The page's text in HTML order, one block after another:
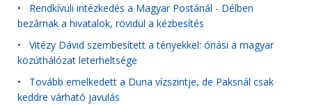
• Rendkívüli intézkedés a Magyar Postánál - Délben
bezárnak a hivatalok, rövidül a kézbesítés
• Vitézy Dávid szembesített a tényekkel: óriási a magyar
közúthálózat leterheltsége
• Tovább emelkedett a Duna vízszintje, de Paksnál csak
keddre várható javulás